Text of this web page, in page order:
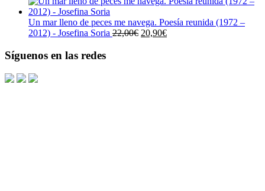
original
era:
23,00€.
actual
es:
21,85€.
Un mar lleno de peces me navega. Poesía reunida (1972 –
2012) - Josefina Soria 22,00€ El
20,90€El
Síguenos en las redes